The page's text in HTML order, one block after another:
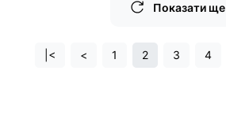
Показати ще
|< < 1 2 3 4